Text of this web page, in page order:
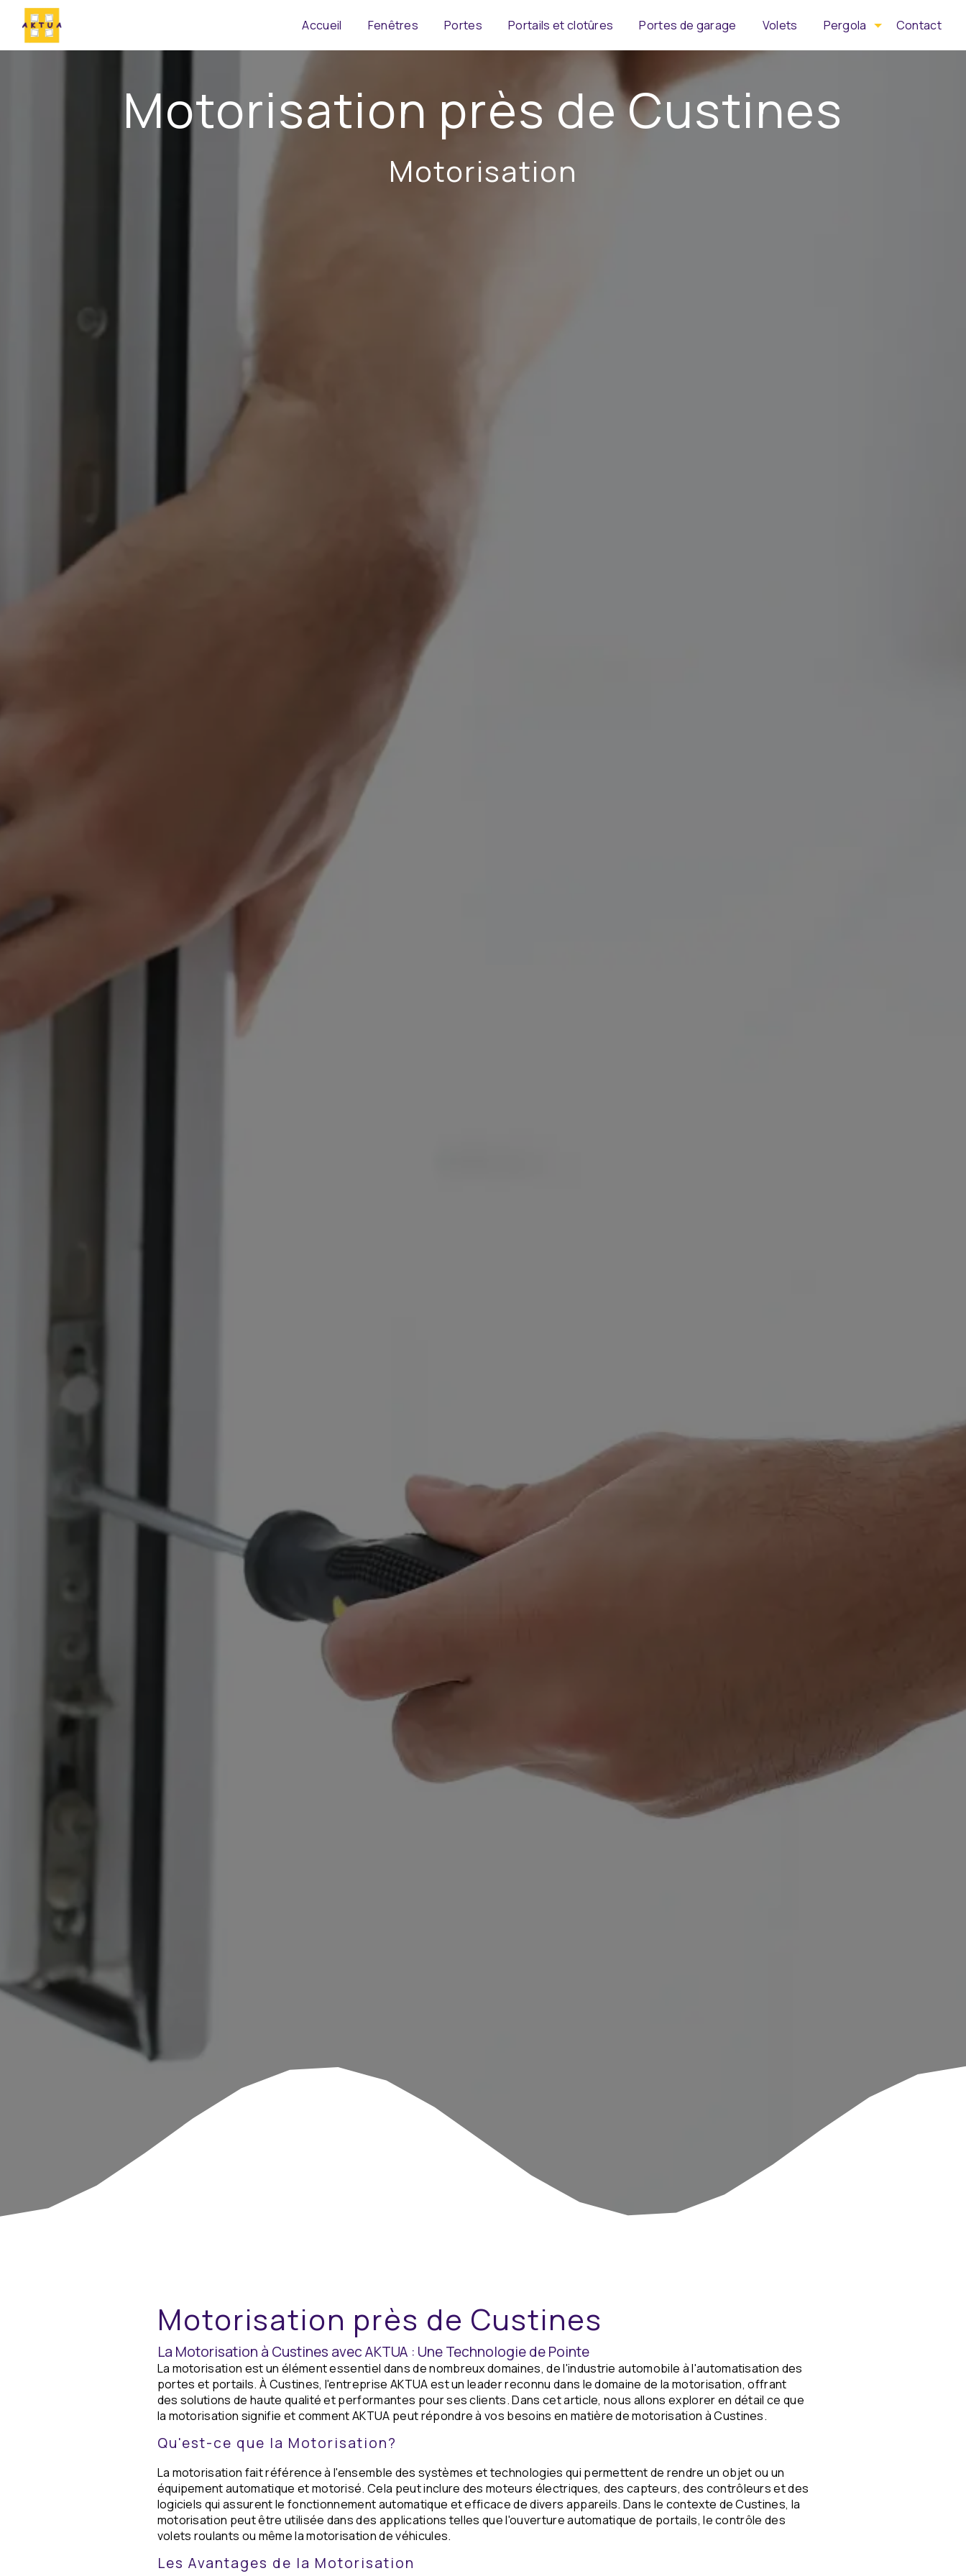
Accueil Fenêtres Portes Portails et clotûres Portes de garage Volets Pergola Contact
Motorisation près de Custines
Motorisation
Motorisation près de Custines
La Motorisation à Custines avec AKTUA : Une Technologie de Pointe
La motorisation est un élément essentiel dans de nombreux domaines, de l'industrie automobile à l'automatisation des
portes et portails. À Custines, l'entreprise AKTUA est un leader reconnu dans le domaine de la motorisation, offrant
des solutions de haute qualité et performantes pour ses clients. Dans cet article, nous allons explorer en détail ce que
la motorisation signifie et comment AKTUA peut répondre à vos besoins en matière de motorisation à Custines.
Qu'est-ce que la Motorisation?
La motorisation fait référence à l'ensemble des systèmes et technologies qui permettent de rendre un objet ou un
équipement automatique et motorisé. Cela peut inclure des moteurs électriques, des capteurs, des contrôleurs et des
logiciels qui assurent le fonctionnement automatique et efficace de divers appareils. Dans le contexte de Custines, la
motorisation peut être utilisée dans des applications telles que l'ouverture automatique de portails, le contrôle des
volets roulants ou même la motorisation de véhicules.
Les Avantages de la Motorisation
Panneau de gestion des cookies